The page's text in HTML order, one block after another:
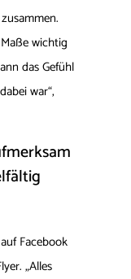
wichtig
das Gefühl
war“,
Facebook
„Alles